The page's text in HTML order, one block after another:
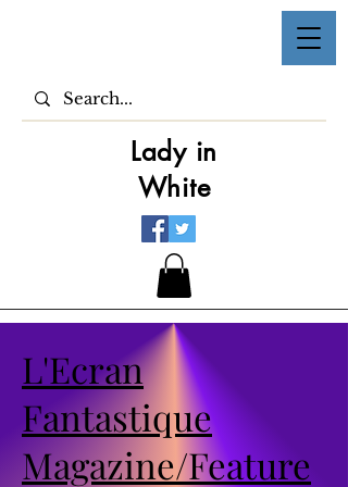
Lady in
White
L'Ecran
Fantastique
Magazine/Feature